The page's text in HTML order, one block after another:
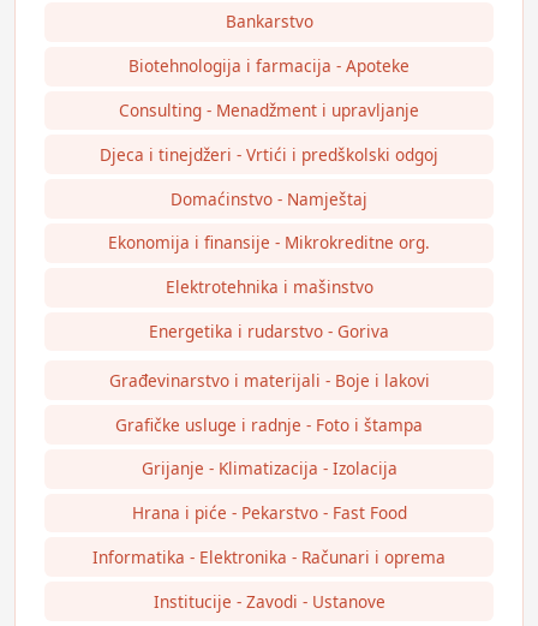
Bankarstvo
Biotehnologija i farmacija - Apoteke
Consulting - Menadžment i upravljanje
Djeca i tinejdžeri - Vrtići i predškolski odgoj
Domaćinstvo - Namještaj
Ekonomija i finansije - Mikrokreditne org.
Elektrotehnika i mašinstvo
Energetika i rudarstvo - Goriva
Građevinarstvo i materijali - Boje i lakovi
Grafičke usluge i radnje - Foto i štampa
Grijanje - Klimatizacija - Izolacija
Hrana i piće - Pekarstvo - Fast Food
Informatika - Elektronika - Računari i oprema
Institucije - Zavodi - Ustanove